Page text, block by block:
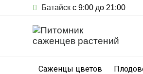
Батайск с 9:00 до 21:00
Саженцы цветов